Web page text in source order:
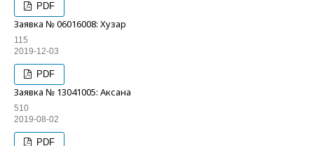
PDF
Заявка № 06016008: Хузар
115
2019-12-03
PDF
Заявка № 13041005: Аксана
510
2019-08-02
PDF